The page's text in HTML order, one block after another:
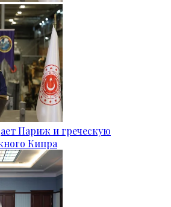
Париж и греческую
Кипра